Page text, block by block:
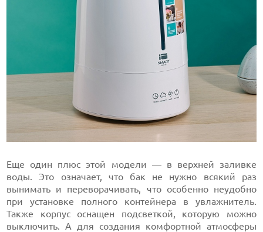
Еще один плюс этой модели — в верхней заливке
воды. Это означает, что бак не нужно всякий раз
вынимать и переворачивать, что особенно неудобно
при установке полного контейнера в увлажнитель.
Также корпус оснащен подсветкой, которую можно
выключить. А для создания комфортной атмосферы